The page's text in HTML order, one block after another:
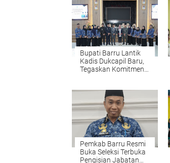
Bupati Barru Lantik
Kadis Dukcapil Baru,
Tegaskan Komitmen
Pemkab Barru Resmi
Buka Seleksi Terbuka
Pengisian Jabatan